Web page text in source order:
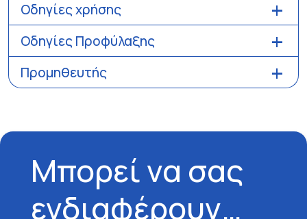
Οδηγίες χρήσης
Οδηγίες Προφύλαξης
Προμηθευτής
Μπορεί να σας
ενδιαφέρουν…